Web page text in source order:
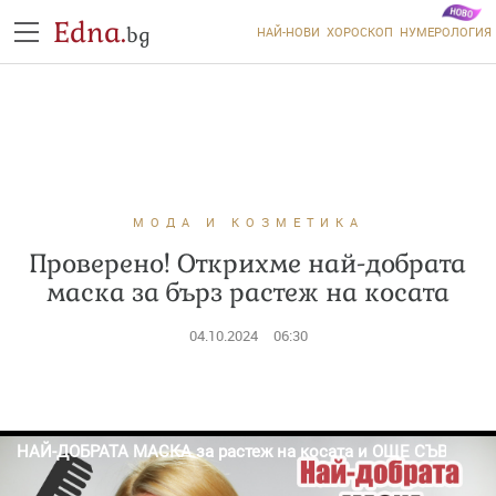
Edna.bg НАЙ-НОВИ ХОРОСКОП НУМЕРОЛОГИЯ
МОДА И КОЗМЕТИКА
Проверено! Открихме най-добрата
маска за бърз растеж на косата
04.10.2024 06:30